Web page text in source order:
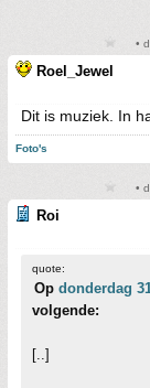
•
Roel_Jewel
Dit is muziek. In
Foto's
•
Roi
quote:
Op donderdag
volgende:
[..]